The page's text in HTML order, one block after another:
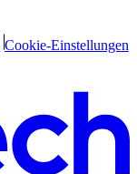
Cookie-Einstellungen